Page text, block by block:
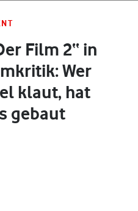
Film 2“ in
Wer
klaut, hat
gebaut